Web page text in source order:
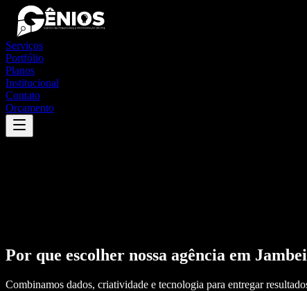
Serviços
Portfólio
Planos
Institucional
Contato
Orçamento
Por que escolher nossa agência em
Combinamos dados, criatividade e tecnologia para entregar